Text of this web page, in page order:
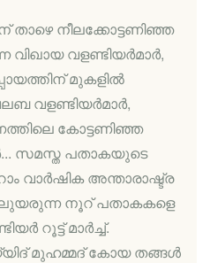
താഴെ നീലക്കോട്ടണിഞ്ഞ
വിഖായ വളണ്ടിയർമാർ,
മുകളിൽ
വളണ്ടിയർമാർ,
കോട്ടണിഞ്ഞ
സമസ്ത പതാകയുടെ
വാർഷിക അന്താരാഷ്ട്ര
നൂറ് പതാകകളെ
റൂട്ട് മാർച്ച്.
മുഹമ്മദ് കോയ തങ്ങൾ